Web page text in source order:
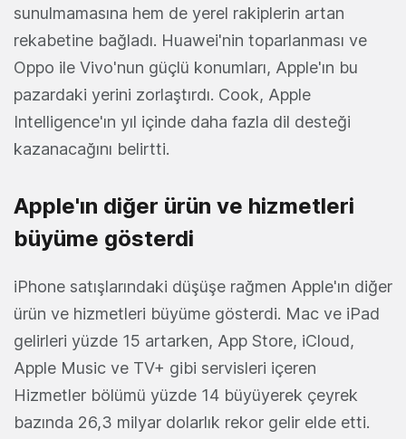
sunulmamasına hem de yerel rakiplerin artan
rekabetine bağladı. Huawei'nin toparlanması ve
Oppo ile Vivo'nun güçlü konumları, Apple'ın bu
pazardaki yerini zorlaştırdı. Cook, Apple
Intelligence'ın yıl içinde daha fazla dil desteği
kazanacağını belirtti.
Apple'ın diğer ürün ve hizmetleri
büyüme gösterdi
iPhone satışlarındaki düşüşe rağmen Apple'ın diğer
ürün ve hizmetleri büyüme gösterdi. Mac ve iPad
gelirleri yüzde 15 artarken, App Store, iCloud,
Apple Music ve TV+ gibi servisleri içeren
Hizmetler bölümü yüzde 14 büyüyerek çeyrek
bazında 26,3 milyar dolarlık rekor gelir elde etti.